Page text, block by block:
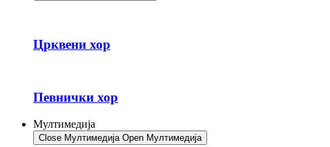
Црквени хор
Певнички хор
Мултимедија
Close Мултимедија Open Мултимедија